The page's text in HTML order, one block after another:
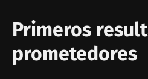
Primeros
prometedores